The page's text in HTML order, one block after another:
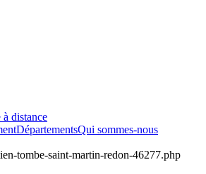
distance
DépartementsQui sommes-nous
tombe-saint-martin-redon-46277.php